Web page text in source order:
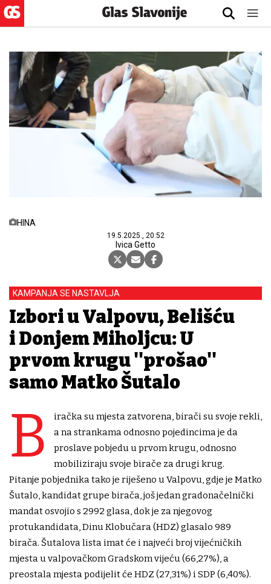
HINA
19.5.2025., 20:52
Ivica Getto
KAMPANJA SE NASTAVLJA
Izbori u Valpovu, Belišću
i Donjem Miholjcu: U
prvom krugu ''prošao''
samo Matko Šutalo
B
iračka su mjesta zatvorena, birači su svoje rekli,
a na strankama odnosno pojedincima je da
proslave pobjedu u prvom krugu, odnosno
mobiliziraju svoje birače za drugi krug.
Pitanje pobjednika tako je riješeno u Valpovu, gdje je Matko
Šutalo, kandidat grupe birača, još jedan gradonačelnički
mandat osvojio s 2992 glasa, dok je za njegovog
protukandidata, Dinu Klobučara (HDZ) glasalo 989
birača. Šutalova lista imat će i najveći broj vijećničkih
mjesta u valpovačkom Gradskom vijeću (66,27%), a
preostala mjesta podijelit će HDZ (27,31%) i SDP (6,40%).